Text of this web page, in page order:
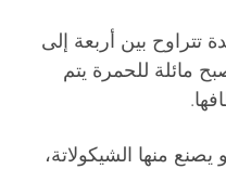
تتراوح بين أربعة إلى
مائلة للحمرة يتم
منها الشيكولاتة،